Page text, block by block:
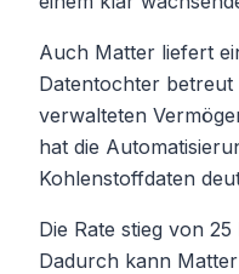
Auch Matter liefert
Datentochter betreut
verwalteten
hat die
Kohlenstoffdaten
Die Rate stieg von
Dadurch kann